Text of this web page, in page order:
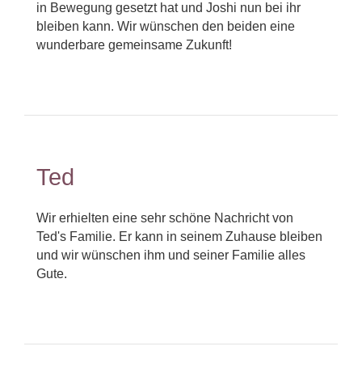
in Bewegung gesetzt hat und Joshi nun bei ihr
bleiben kann. Wir wünschen den beiden eine
wunderbare gemeinsame Zukunft!
Ted
Wir erhielten eine sehr schöne Nachricht von
Ted's Familie. Er kann in seinem Zuhause bleiben
und wir wünschen ihm und seiner Familie alles
Gute.